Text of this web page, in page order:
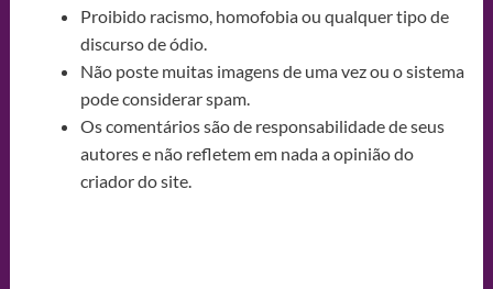
Proibido racismo, homofobia ou qualquer tipo de
discurso de ódio.
Não poste muitas imagens de uma vez ou o sistema
pode considerar spam.
Os comentários são de responsabilidade de seus
autores e não refletem em nada a opinião do
criador do site.